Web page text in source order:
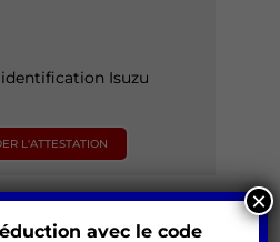
Isuzu
L'ATTESTATION
avec le code
×